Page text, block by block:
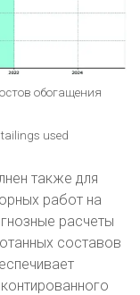
обогащения
used
также для
работ на
расчеты
составов